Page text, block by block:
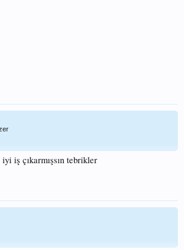
iş çıkarmışsın tebrikler